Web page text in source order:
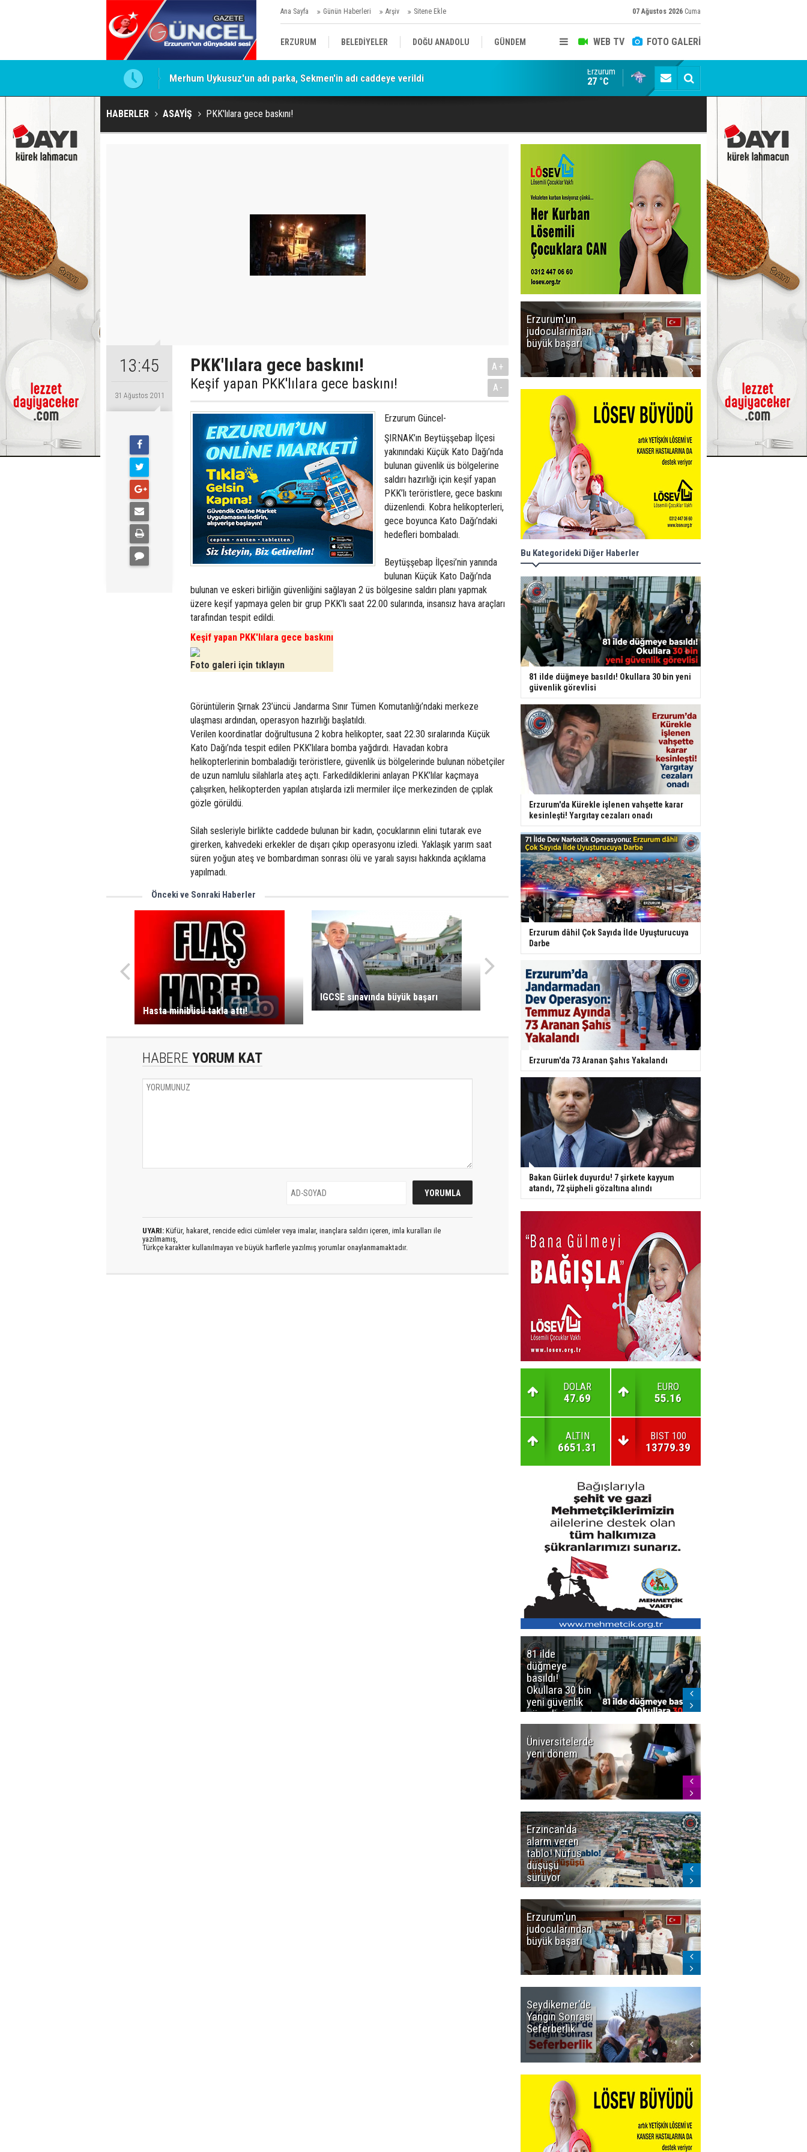
Ana Sayfa Günün Haberleri Arşiv Sitene Ekle 07 Ağustos 2026 Cuma
WEB TV FOTO GALERİ
ERZURUM BELEDİYELER DOĞU ANADOLU GÜNDEM
SİYASET AFAD/ SAVAŞ SPOR
Merhum Uykusuz'un adı parka, Sekmen'in adı caddeye verildi Konuşanlar'a katıldı, söyledikleri başına iş açtı!
Erzurum
27 °C
HABERLER ASAYİŞ PKK'lılara gece baskını!
13:45
31 Ağustos 2011
PKK'lılara gece baskını!
Keşif yapan PKK'lılara gece baskını!
A+
A-
Erzurum Güncel-
ŞIRNAK’ın Beytüşşebap İlçesi
yakınındaki Küçük Kato Dağı’nda
bulunan güvenlik üs bölgelerine
saldırı hazırlığı için keşif yapan
PKK’lı teröristlere, gece baskını
düzenlendi. Kobra helikopterleri,
gece boyunca Kato Dağı’ndaki
hedefleri bombaladı.
Beytüşşebap İlçesi’nin yanında
bulunan Küçük Kato Dağı’nda
bulunan ve eskeri birliğin güvenliğini sağlayan 2 üs bölgesine saldırı planı yapmak
üzere keşif yapmaya gelen bir grup PKK’lı saat 22.00 sularında, insansız hava araçları
tarafından tespit edildi.
Keşif yapan PKK'lılara gece baskını
Foto galeri için tıklayın
Görüntülerin Şırnak 23’üncü Jandarma Sınır Tümen Komutanlığı’ndaki merkeze
ulaşması ardından, operasyon hazırlığı başlatıldı.
Verilen koordinatlar doğrultusuna 2 kobra helikopter, saat 22.30 sıralarında Küçük
Kato Dağı’nda tespit edilen PKK’lılara bomba yağdırdı. Havadan kobra
helikopterlerinin bombaladığı teröristlere, güvenlik üs bölgelerinde bulunan nöbetçiler
de uzun namlulu silahlarla ateş açtı. Farkedildiklerini anlayan PKK’lılar kaçmaya
çalışırken, helikopterden yapılan atışlarda izli mermiler ilçe merkezinden de çıplak
gözle görüldü.
Silah sesleriyle birlikte caddede bulunan bir kadın, çocuklarının elini tutarak eve
girerken, kahvedeki erkekler de dışarı çıkıp operasyonu izledi. Yaklaşık yarım saat
süren yoğun ateş ve bombardıman sonrası ölü ve yaralı sayısı hakkında açıklama
yapılmadı.
Önceki ve Sonraki Haberler
Hasta minibüsü takla attı!
IGCSE sınavında büyük başarı
HABERE YORUM KAT
UYARI: Küfür, hakaret, rencide edici cümleler veya imalar, inançlara saldırı içeren, imla kuralları ile
yazılmamış,
Türkçe karakter kullanılmayan ve büyük harflerle yazılmış yorumlar onaylanmamaktadır.
Erzurum'un
judocularından
büyük başarı
Bu Kategorideki Diğer Haberler
81 ilde düğmeye basıldı! Okullara 30 bin yeni
güvenlik görevlisi
Erzurum'da Kürekle işlenen vahşette karar
kesinleşti! Yargıtay cezaları onadı
Erzurum dâhil Çok Sayıda İlde Uyuşturucuya
Darbe
Erzurum'da 73 Aranan Şahıs Yakalandı
Bakan Gürlek duyurdu! 7 şirkete kayyum
atandı, 72 şüpheli gözaltına alındı
DOLAR
47.69
EURO
55.16
ALTIN
6651.31
BIST 100
13779.39
81 ilde
düğmeye
basıldı!
Okullara 30 bin
yeni güvenlik
görevlisi
Üniversitelerde
yeni dönem
Erzincan'da
alarm veren
tablo! Nüfus
düşüşü
sürüyor
Erzurum'un
judocularından
büyük başarı
Seydikemer'de
Yangın Sonrası
Seferberlik